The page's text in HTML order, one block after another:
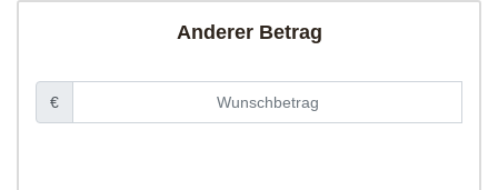
Anderer Betrag
€